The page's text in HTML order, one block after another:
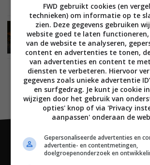
MUSIC EMOTION REVIEWS
AUDIO
RECEIVERS EN VERSTERKERS
11
Review: Gato Audio PPA-1 –
FWD gebruikt cookies (en
technieken) om informatie op te
zien. Deze gegevens gebruiken
website goed te laten
van de website te analyseren,
content en advertenties te tonen,
van advertenties en content te
diensten te verbeteren. Hiervoor
gegevens zoals unieke advertentie
en surfgedrag. Je kunt je cookie
wijzigen door het gebruik van
opties' knop of via 'Privacy
aanpassen' onderaan de
Gepersonaliseerde advertenties en
advertentie- en contentmetingen,
doelgroepenonderzoek en